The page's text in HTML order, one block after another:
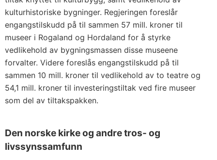
kulturhistoriske bygninger. Regjeringen foreslår
engangstilskudd på til sammen 57 mill. kroner til
museer i Rogaland og Hordaland for å styrke
vedlikehold av bygningsmassen disse museene
forvalter. Videre foreslås engangstilskudd på til
sammen 10 mill. kroner til vedlikehold av to teatre og
54,1 mill. kroner til investeringstiltak ved fire museer
som del av tiltakspakken.
Den norske kirke og andre tros- og
livssynssamfunn